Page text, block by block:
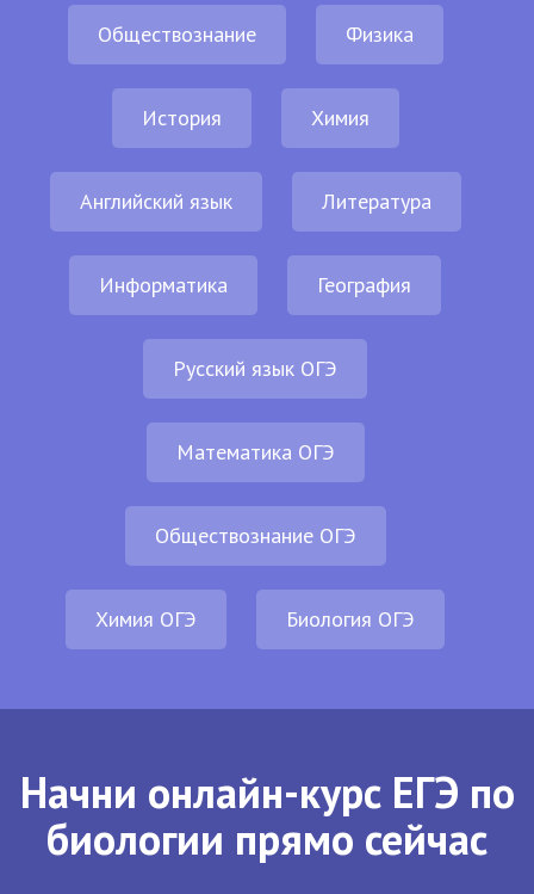
Обществознание Физика
История Химия
Английский язык Литература
Информатика География
Русский язык ОГЭ
Математика ОГЭ
Обществознание ОГЭ
Химия ОГЭ Биология ОГЭ
Начни онлайн-курс ЕГЭ по
биологии прямо сейчас